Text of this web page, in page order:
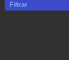
Filtrar